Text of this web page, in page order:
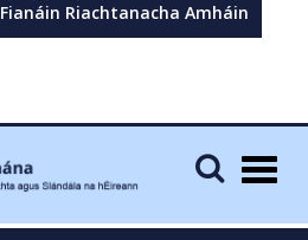
Fianáin Riachtanacha Amháin